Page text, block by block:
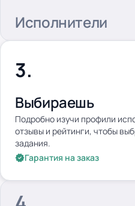
Исполнители
Выбираешь
Подробно изучи профили
отзывы и рейтинги, чтобы
задания.
Гарантия на заказ